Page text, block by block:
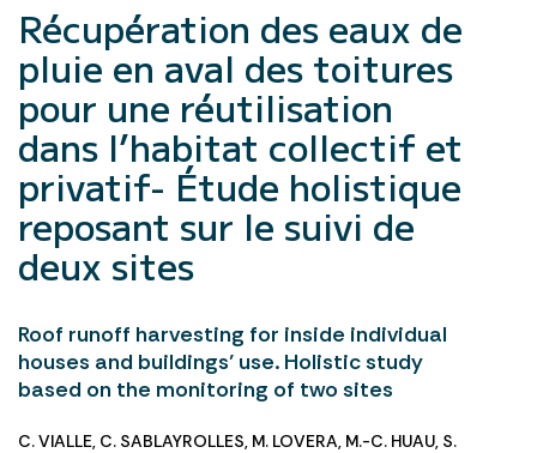
Récupération des eaux de
pluie en aval des toitures
pour une réutilisation
dans l’habitat collectif et
privatif- Étude holistique
reposant sur le suivi de
deux sites
Roof runoff harvesting for inside individual
houses and buildings’ use. Holistic study
based on the monitoring of two sites
C. VIALLE, C. SABLAYROLLES, M. LOVERA, M.-C. HUAU, S.